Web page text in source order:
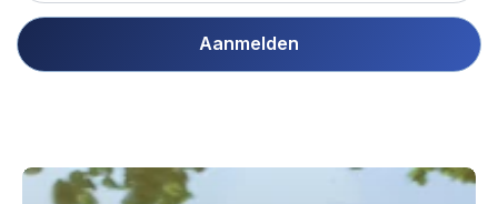
Aanmelden